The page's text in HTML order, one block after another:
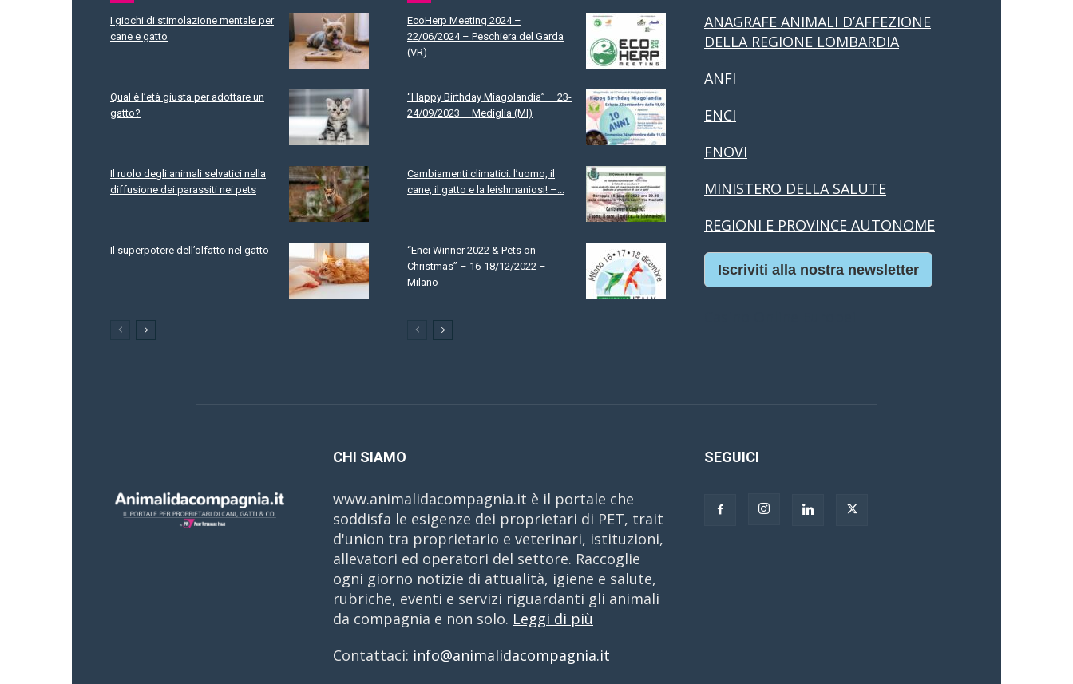
I giochi di stimolazione mentale per
cane e gatto
Qual è l’età giusta per adottare un
gatto?
Il ruolo degli animali selvatici nella
diffusione dei parassiti nei pets
Il superpotere dell’olfatto nel gatto
EcoHerp Meeting 2024 –
22/06/2024 – Peschiera del Garda
(VR)
“Happy Birthday Miagolandia” – 23-
24/09/2023 – Mediglia (MI)
Cambiamenti climatici: l’uomo, il
cane, il gatto e la leishmaniosi! –...
“Enci Winner 2022 & Pets on
Christmas” – 16-18/12/2022 –
Milano
ANAGRAFE ANIMALI D’AFFEZIONE
DELLA REGIONE LOMBARDIA
ANFI
ENCI
FNOVI
MINISTERO DELLA SALUTE
REGIONI E PROVINCE AUTONOME
Iscriviti alla nostra newsletter
CHI SIAMO
www.animalidacompagnia.it è il portale che
soddisfa le esigenze dei proprietari di PET, trait
d'union tra proprietario e veterinari, istituzioni,
allevatori ed operatori del settore. Raccoglie
ogni giorno notizie di attualità, igiene e salute,
rubriche, eventi e servizi riguardanti gli animali
da compagnia e non solo. Leggi di più
Contattaci: info@animalidacompagnia.it
SEGUICI